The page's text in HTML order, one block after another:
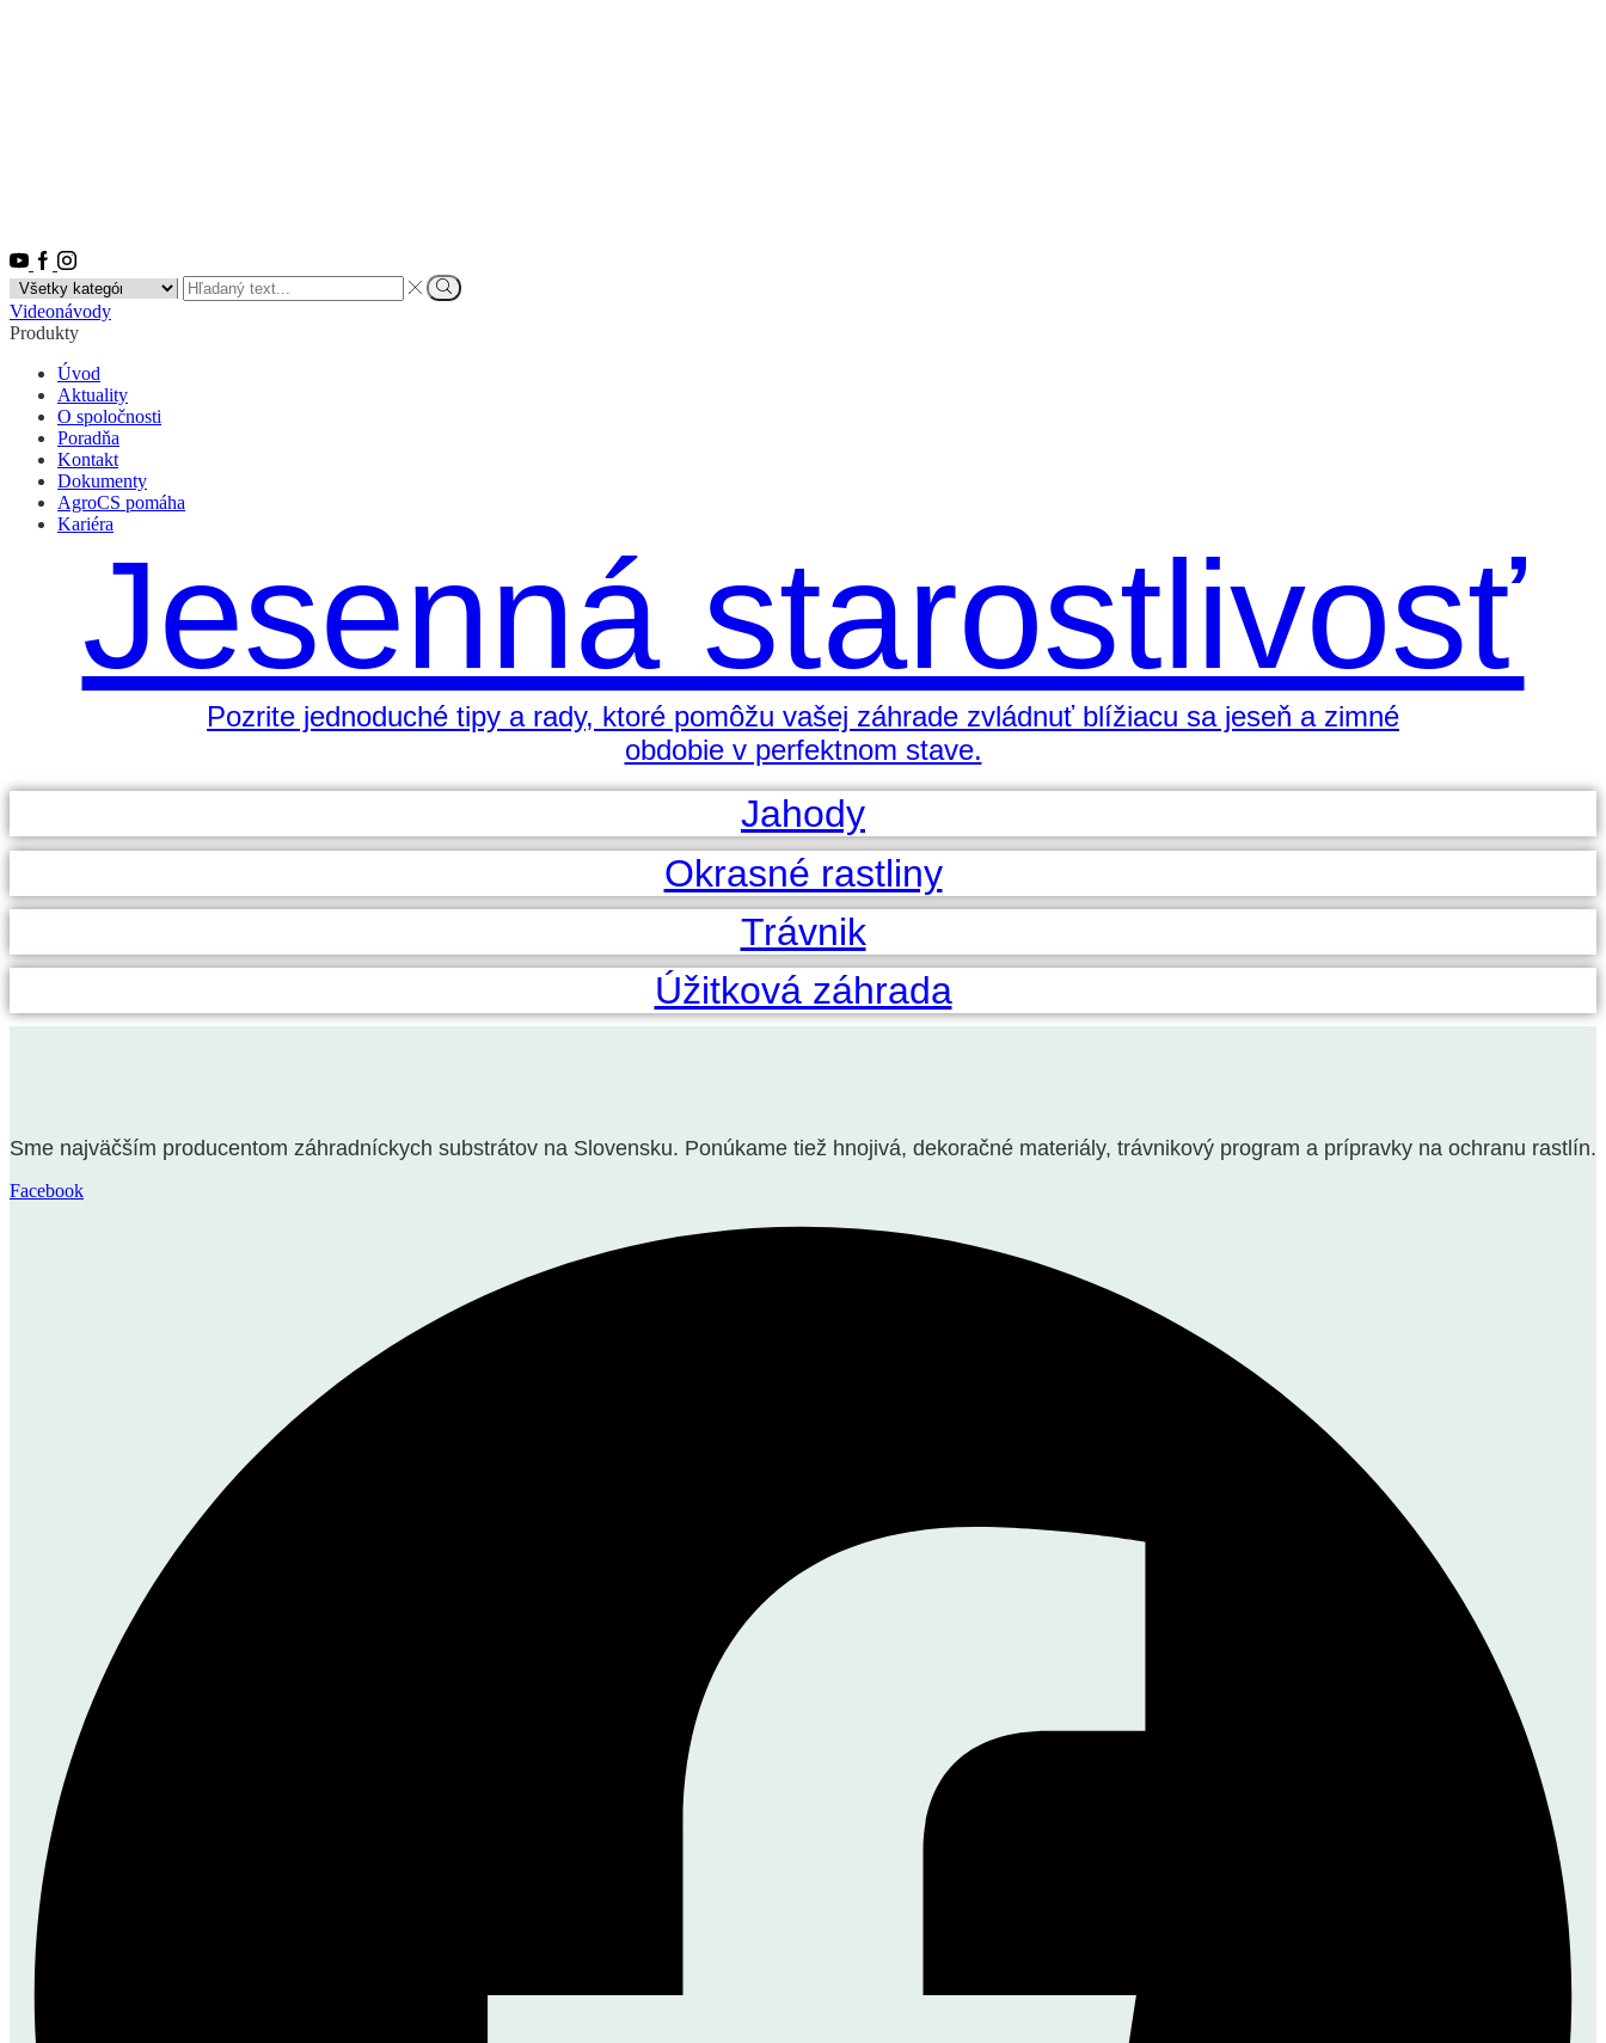
Youtube
Facebook
Instagram
Search
input
Vyhľadať
Videonávody
Produkty
Úvod
Aktuality
O spoločnosti
Poradňa
Kontakt
Dokumenty
AgroCS pomáha
Kariéra
Jesenná starostlivosť
Pozrite jednoduché tipy a rady, ktoré pomôžu vašej záhrade zvládnuť blížiacu sa jeseň a zimné
obdobie v perfektnom stave.
Jahody
Okrasné rastliny
Trávnik
Úžitková záhrada
Sme najväčším producentom záhradníckych substrátov na Slovensku. Ponúkame tiež hnojivá, dekoračné materiály, trávnikový program a prípravky na ochranu rastlín.
Facebook